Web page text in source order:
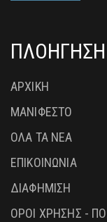
ΠΛΟΗΓΗΣΗ
ΑΡΧΙΚΗ
ΜΑΝΙΦΕΣΤΟ
ΟΛΑ ΤΑ ΝΕΑ
ΕΠΙΚΟΙΝΩΝΙΑ
ΔΙΑΦΗΜΙΣΗ
ΟΡΟΙ ΧΡΗΣΗΣ -